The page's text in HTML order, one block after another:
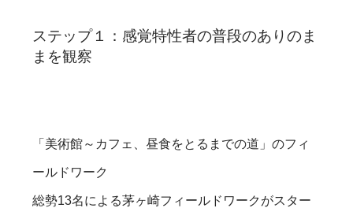
ステップ１：感覚特性者の普段のありのま
まを観察
「美術館～カフェ、昼食をとるまでの道」のフィ
ールドワーク
総勢13名による茅ヶ崎フィールドワークがスター